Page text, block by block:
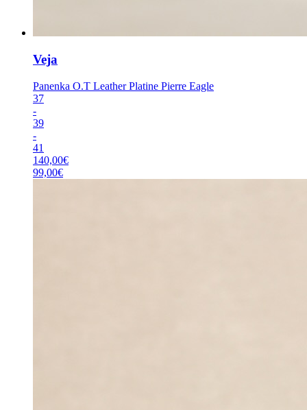
Veja
Panenka O.T Leather Platine Pierre Eagle
37
-
39
-
41
140,00€
99,00€